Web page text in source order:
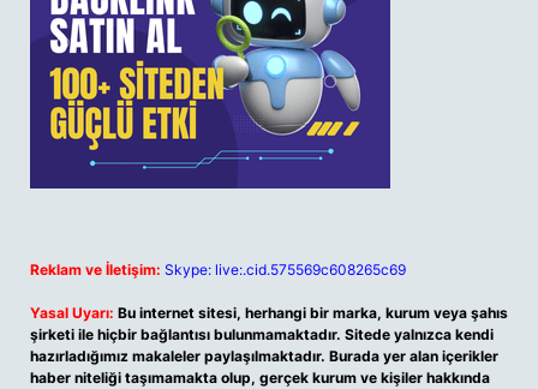
Reklam ve İletişim: Skype: live:.cid.575569c608265c69
Yasal Uyarı: Bu internet sitesi, herhangi bir marka, kurum veya şahıs
şirketi ile hiçbir bağlantısı bulunmamaktadır. Sitede yalnızca kendi
hazırladığımız makaleler paylaşılmaktadır. Burada yer alan içerikler
haber niteliği taşımamakta olup, gerçek kurum ve kişiler hakkında